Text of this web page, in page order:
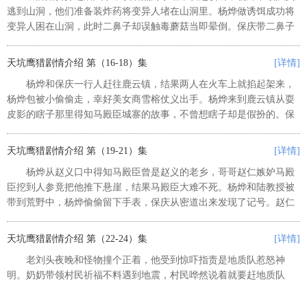
逃到山洞，他们准备装炸药将变异人堵在山洞里。杨烨做诱饵成功将
变异人困在山洞，此时二鼻子却误触毒蘑菇当即晕倒。保庆带二鼻子
果被毒蜂蛰伤。奶奶得知菜瓜是...
天坑鹰猎剧情介绍 第（16-18）集 [详情]
杨烨和保庆一行人赶往鹿云镇，结果两人在火车上就掐起架来，
杨烨包被小偷偷走，幸好美女商雪榕仗义出手。杨烨来到鹿云镇从耍
皮影的瞎子那里得知马殿臣城寨的故事，不曾想瞎子却是假扮的。保
到了马殿臣城寨。正在此地落脚...
天坑鹰猎剧情介绍 第（19-21）集 [详情]
杨烨从赵义口中得知马殿臣曾是赵义的老乡，哥哥赵仁嫉妒马殿
臣挖到人参竟把他推下悬崖，结果马殿臣大难不死。杨烨和陆教授被
带到荒野中，杨烨偷偷留下手表，保庆从密道出来发现了记号。赵仁
故意激怒赵义，赵仁的那部分人...
天坑鹰猎剧情介绍 第（22-24）集 [详情]
老刘头夜晚和怪物撞个正着，他受到惊吓指责是地质队惹怒神
明。奶奶带领村民祈福不料遇到地震，村民哗然说着就要赶地质队